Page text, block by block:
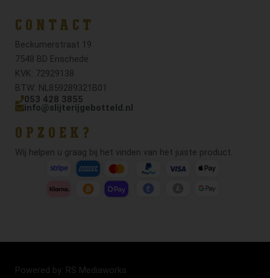
CONTACT
Beckumerstraat 19
7548 BD Enschede
KVK: 72929138
BTW: NL859289321B01
053 428 3855
info@slijterijgebotteld.nl
OPZOEK?
Wij helpen u graag bij het vinden van het juiste product.
Powered by: RS Mediaworks